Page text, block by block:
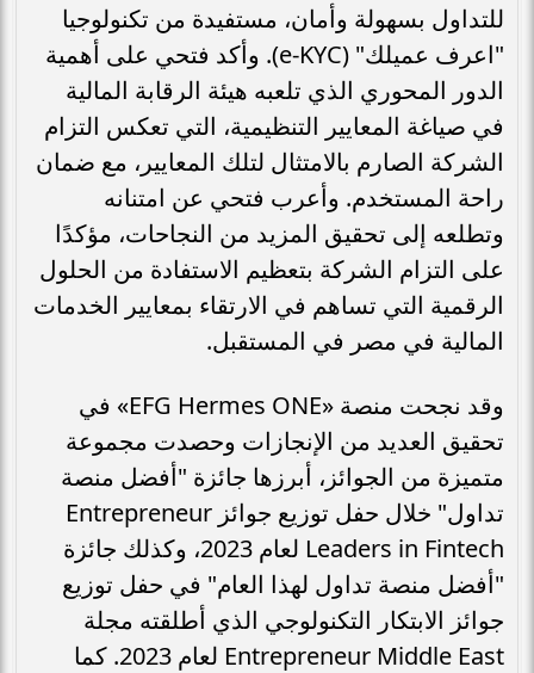
للتداول بسهولة وأمان، مستفيدة من تكنولوجيا
"اعرف عميلك" (e-KYC). وأكد فتحي على أهمية
الدور المحوري الذي تلعبه هيئة الرقابة المالية
في صياغة المعايير التنظيمية، التي تعكس التزام
الشركة الصارم بالامتثال لتلك المعايير، مع ضمان
راحة المستخدم. وأعرب فتحي عن امتنانه
وتطلعه إلى تحقيق المزيد من النجاحات، مؤكدًا
على التزام الشركة بتعظيم الاستفادة من الحلول
الرقمية التي تساهم في الارتقاء بمعايير الخدمات
المالية في مصر في المستقبل.
وقد نجحت منصة «EFG Hermes ONE» في
تحقيق العديد من الإنجازات وحصدت مجموعة
متميزة من الجوائز، أبرزها جائزة "أفضل منصة
تداول" خلال حفل توزيع جوائز Entrepreneur
Leaders in Fintech لعام 2023، وكذلك جائزة
"أفضل منصة تداول لهذا العام" في حفل توزيع
جوائز الابتكار التكنولوجي الذي أطلقته مجلة
Entrepreneur Middle East لعام 2023. كما